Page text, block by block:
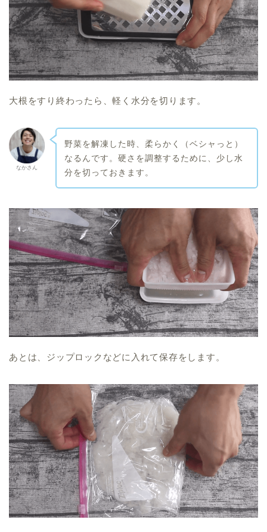
大根をすり終わったら、軽く水分を切ります。
なかさん
野菜を解凍した時、柔らかく（ベシャっと）
なるんです。硬さを調整するために、少し水
分を切っておきます。
あとは、ジップロックなどに入れて保存をします。